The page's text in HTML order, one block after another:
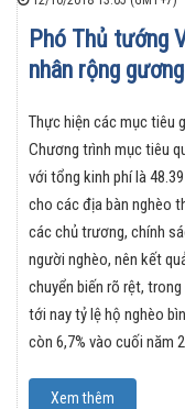
Phó Thủ tướng
nhân rộng
Thực hiện các mục tiêu
Chương trình mục tiêu
với tổng kinh phí là
cho các địa bàn nghèo
các chủ trương, chính
người nghèo, nên kết
chuyển biến rõ rệt,
tới nay tỷ lệ hộ nghèo
còn 6,7% vào cuối năm
Xem thêm